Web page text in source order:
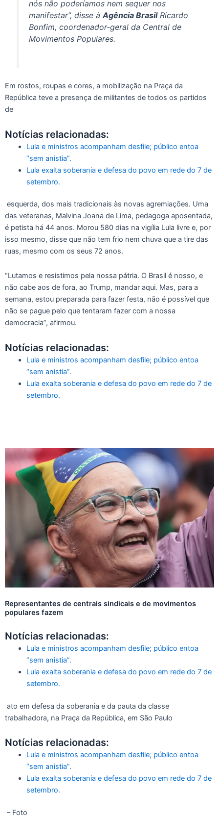
nós não poderíamos nem sequer nos
manifestar”, disse àAgência BrasilRicardo
Bonfim, coordenador-geral da Central de
Movimentos Populares.
Em rostos, roupas e cores, a mobilização na Praça da
República teve a presença de militantes de todos os partidos
de
Notícias relacionadas:
Lula e ministros acompanham desfile; público entoa
“sem anistia”.
Lula exalta soberania e defesa do povo em rede do 7 de
setembro.
esquerda, dos mais tradicionais às novas agremiações. Uma
das veteranas, Malvina Joana de Lima, pedagoga aposentada,
é petista há 44 anos. Morou 580 dias na vigília Lula livre e, por
isso mesmo, disse que não tem frio nem chuva que a tire das
ruas, mesmo com os seus 72 anos.
“Lutamos e resistimos pela nossa pátria. O Brasil é nosso, e
não cabe aos de fora, ao Trump, mandar aqui. Mas, para a
semana, estou preparada para fazer festa, não é possível que
não se pague pelo que tentaram fazer com a nossa
democracia”, afirmou.
Notícias relacionadas:
Lula e ministros acompanham desfile; público entoa
“sem anistia”.
Lula exalta soberania e defesa do povo em rede do 7 de
setembro.
Representantes de centrais sindicais e de movimentos
populares fazem
Notícias relacionadas:
Lula e ministros acompanham desfile; público entoa
“sem anistia”.
Lula exalta soberania e defesa do povo em rede do 7 de
setembro.
ato em defesa da soberania e da pauta da classe
trabalhadora, na Praça da República, em São Paulo
Notícias relacionadas:
Lula e ministros acompanham desfile; público entoa
“sem anistia”.
Lula exalta soberania e defesa do povo em rede do 7 de
setembro.
– Foto